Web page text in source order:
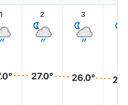
1 2
27.0°
3
26.0°